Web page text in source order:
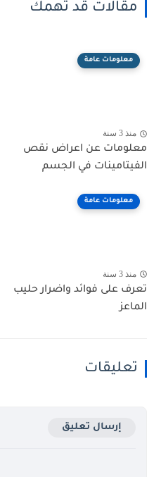
مقالات قد تهمك
معلومات عامة
منذ 3 سنة
معلومات عن اعراض نقص
الفيتامينات في الجسم
معلومات عامة
منذ 3 سنة
تعرف على فوائد واضرار حليب
الماعز
تعليقات
إرسال تعليق